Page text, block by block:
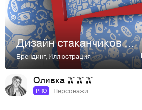
Дизайн стаканчиков для мягких ресторанов «Своя Компания»
Брендинг, Иллюстрация
Оливка 🫒🫒🫒
PRO Персонажи